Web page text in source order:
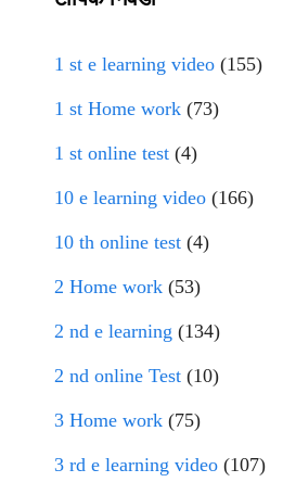
1 st e learning video (155)
1 st Home work (73)
1 st online test (4)
10 e learning video (166)
10 th online test (4)
2 Home work (53)
2 nd e learning (134)
2 nd online Test (10)
3 Home work (75)
3 rd e learning video (107)